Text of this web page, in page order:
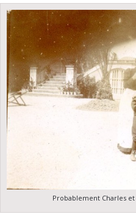
Probablement Charles